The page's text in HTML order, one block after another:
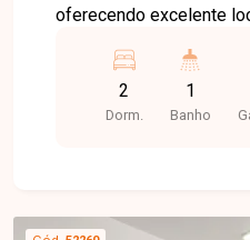
oferecendo excelente
de lazer. A
praticidade e qualidade
família. Apartamento com ambientes bem
cozinha funcional e
2
Dorm.
1
Banho